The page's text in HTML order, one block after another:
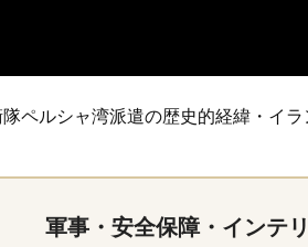
ペルシャ湾派遣の歴史的経緯・イ
軍事・安全保障・インテ